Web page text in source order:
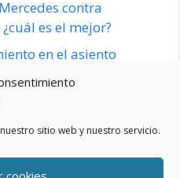
sitio web y nuestro servicio.
Mercedes contra
¿cuál es el mejor?
en el asiento